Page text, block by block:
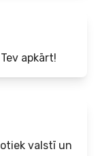
apkārt!
valstī un